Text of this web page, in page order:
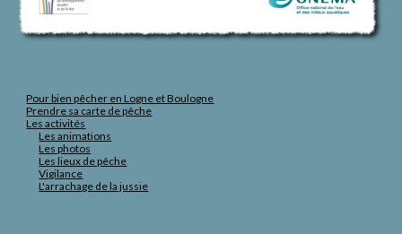
Pour bien pêcher en Logne et Boulogne
Prendre sa carte de pêche
Les activités
Les animations
Les photos
Les lieux de pêche
Vigilance
L'arrachage de la jussie